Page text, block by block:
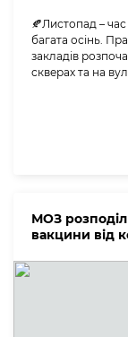
🍂Листопад –
багата осінь.
закладів
скверах та на
МОЗ
вакцини від